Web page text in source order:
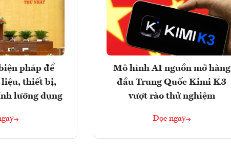
pháp để
liệu, thiết bị,
lưỡng dụng
Mô hình AI nguồn mở hàng
đầu Trung Quốc Kimi K3
vượt rào thử nghiệm
Đọc ngay